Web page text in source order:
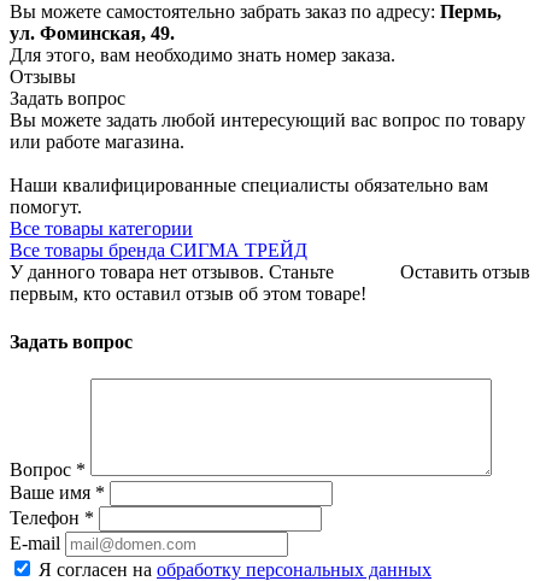
Вы можете самостоятельно забрать заказ по адресу: Пермь,
ул. Фоминская, 49.
Для этого, вам необходимо знать номер заказа.
Отзывы
Задать вопрос
Вы можете задать любой интересующий вас вопрос по товару
или работе магазина.
Наши квалифицированные специалисты обязательно вам
помогут.
Все товары категории
Все товары бренда СИГМА ТРЕЙД
Оставить отзыв
У данного товара нет отзывов. Станьте
первым, кто оставил отзыв об этом товаре!
Задать вопрос
Вопрос *
Ваше имя *
Телефон *
E-mail
Я согласен на обработку персональных данных